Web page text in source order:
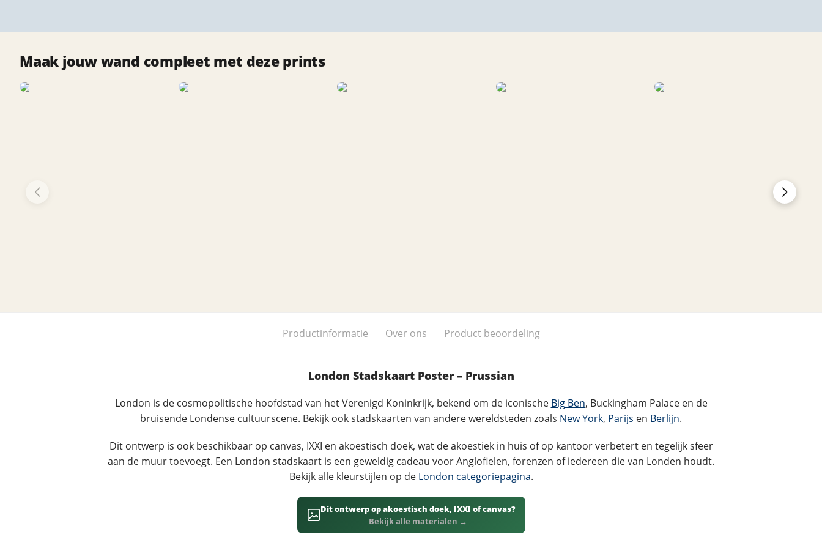
Maak jouw wand compleet met deze prints
Productinformatie Over ons Product beoordeling
London Stadskaart Poster – Prussian
London is de cosmopolitische hoofdstad van het Verenigd Koninkrijk, bekend om de iconische Big Ben, Buckingham Palace en de
bruisende Londense cultuurscene. Bekijk ook stadskaarten van andere wereldsteden zoals New York, Parijs en Berlijn.
Dit ontwerp is ook beschikbaar op canvas, IXXI en akoestisch doek, wat de akoestiek in huis of op kantoor verbetert en tegelijk sfeer
aan de muur toevoegt. Een London stadskaart is een geweldig cadeau voor Anglofielen, forenzen of iedereen die van Londen houdt.
Bekijk alle kleurstijlen op de London categoriepagina.
Dit ontwerp op akoestisch doek, IXXI of canvas?
Bekijk alle materialen →